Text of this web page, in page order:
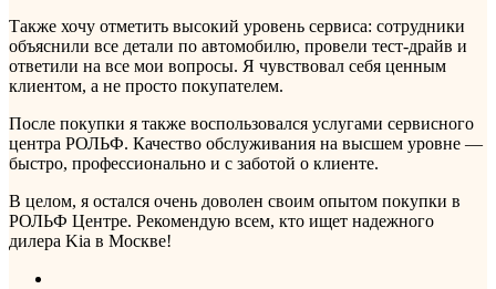
Также хочу отметить высокий уровень сервиса: сотрудники
объяснили все детали по автомобилю, провели тест-драйв и
ответили на все мои вопросы. Я чувствовал себя ценным
клиентом, а не просто покупателем.
После покупки я также воспользовался услугами сервисного
центра РОЛЬФ. Качество обслуживания на высшем уровне —
быстро, профессионально и с заботой о клиенте.
В целом, я остался очень доволен своим опытом покупки в
РОЛЬФ Центре. Рекомендую всем, кто ищет надежного
дилера Kia в Москве!